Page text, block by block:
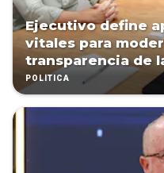
Ejecutivo define
vitales para
transparencia de
POLÍTICA